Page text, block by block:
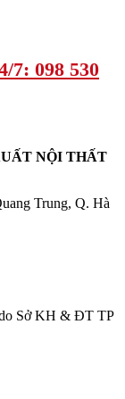
7: 098 530
NỘI THẤT
Trung, Q. Hà
Sở KH & ĐT TP